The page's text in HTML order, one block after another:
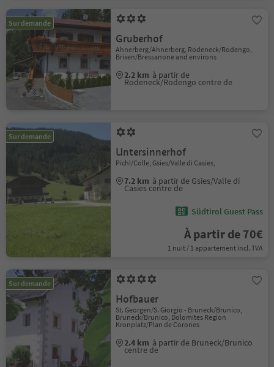
Sur demande
Gruberhof
Ahnerberg/Ahnerberg, Rodeneck/Rodengo,
Brixen/Bressanone and environs
2.2 km à partir de
Rodeneck/Rodengo centre de
Sur demande
Untersinnerhof
Pichl/Colle, Gsies/Valle di Casies,
7.2 km à partir de Gsies/Valle di
Casies centre de
Südtirol Guest Pass
À partir de 70€
1 nuit / 1 appartement incl. TVA
Sur demande
Hofbauer
St. Georgen/S. Giorgio - Bruneck/Brunico,
Bruneck/Brunico, Dolomites Region
Kronplatz/Plan de Corones
2.4 km à partir de Bruneck/Brunico
centre de